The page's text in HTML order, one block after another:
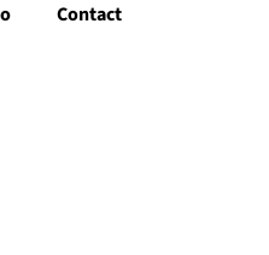
Contact